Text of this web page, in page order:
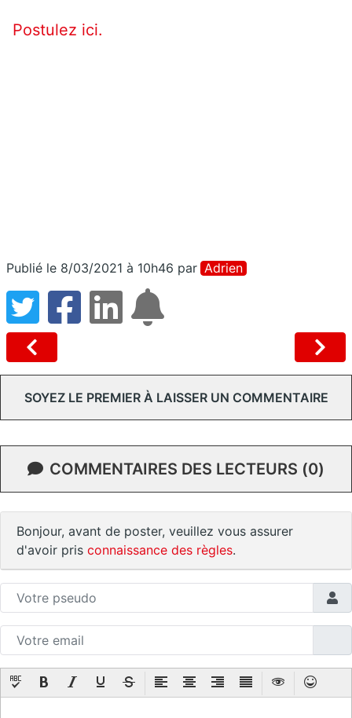
Postulez ici.
Publié le 8/03/2021 à 10h46 par Adrien
SOYEZ LE PREMIER À LAISSER UN COMMENTAIRE
COMMENTAIRES DES LECTEURS (0)
Bonjour, avant de poster, veuillez vous assurer
d'avoir pris connaissance des règles.